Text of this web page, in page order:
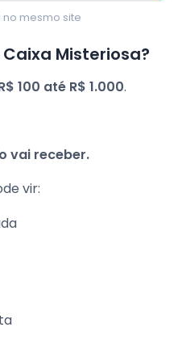
mesmo site
Misteriosa?
100 até R$ 1.000.
vai receber.
vir: